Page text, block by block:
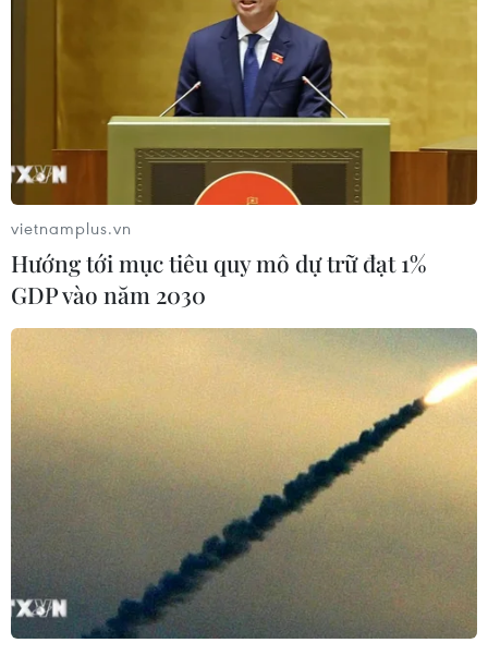
lệnh cấm xuất khẩu dầu diesel
Chính phủ Liên bang Nga quyết định dỡ bỏ lệnh cấm
tạm thời xuất khẩu diesel, được đưa ra vào ngày 21/9
nhằm ổn định giá cả trên thị trường nhiên liệu cho động
cơ đốt trong nội địa.
Đạt thặng dư nhiên liệu, Nga bãi bỏ lệnh
cấm xuất khẩu xăng dầu
vietnamplus.vn
Hướng tới mục tiêu quy mô dự trữ đạt 1%
GDP vào năm 2030